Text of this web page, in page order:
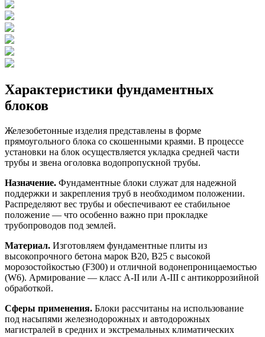
Характеристики фундаментных
блоков
Железобетонные изделия представлены в форме
прямоугольного блока со скошенными краями. В процессе
установки на блок осуществляется укладка средней части
трубы и звена оголовка водопропускной трубы.
Назначение. Фундаментные блоки служат для надежной
поддержки и закрепления труб в необходимом положении.
Распределяют вес трубы и обеспечивают ее стабильное
положение — что особенно важно при прокладке
трубопроводов под землей.
Материал. Изготовляем фундаментные плиты из
высокопрочного бетона марок B20, В25 с высокой
морозостойкостью (F300) и отличной водонепроницаемостью
(W6). Армирование — класс А-II или А-III с антикоррозийной
обработкой.
Сферы применения. Блоки рассчитаны на использование
под насыпями железнодорожных и автодорожных
магистралей в средних и экстремальных климатических